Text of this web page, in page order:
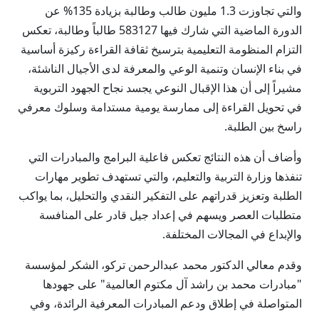
والتي تجاوزت 1.3 مليون طالب وطالبة بزيادة 135% عن
الدورة الماضية التي شارك فيها 583127 طالباً وطالبة، تعكس
التزام المنظومة التعليمية بترسيخ ثقافة القراءة ركيزة أساسية
في بناء الإنسان وتنمية الوعي والمعرفة لدى الأجيال الناشئة،
مشيراً إلى أن هذا الإقبال النوعي يجسد نجاح الجهود التربوية
في تحويل القراءة إلى ممارسة يومية مستدامة وسلوك معرفي
راسخ بين الطلبة.
وأضاف أن هذه النتائج تعكس فاعلية البرامج والمبادرات التي
تنفذها وزارة التربية والتعليم، والتي تستهدف تطوير مهارات
الطلبة وتعزيز قدراتهم على التفكير النقدي والتحليل، بما يواكب
متطلبات العصر ويسهم في إعداد جيل قادر على المنافسة
والإبداع في المجالات المختلفة.
وقدم معالي الدكتور محمد عبدالرحمن تركو، الشكر لمؤسسة
"مبادرات محمد بن راشد آل مكتوم العالمية" على جهودها
المتواصلة في إطلاق ودعم المبادرات المعرفية الرائدة، وفي